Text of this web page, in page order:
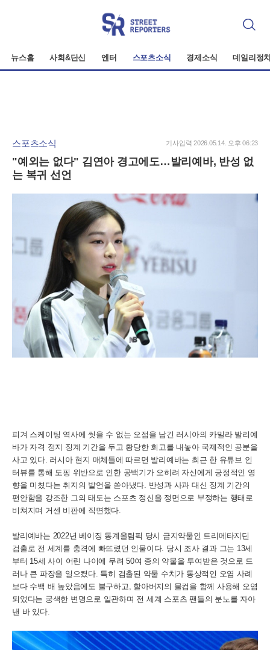
검
뉴스홈 사회&단신 엔터 스포츠소식 경제소식 데일리정
스포츠소식
"예외는 없다" 김연아 경고에도…발리예바, 반성 없
는 복귀 선언
기사입력 2026.05.14. 오후 06:23
피겨 스케이팅 역사에 씻을 수 없는 오점을 남긴 러시아의 카밀라 발리예
바가 자격 정지 징계 기간을 두고 황당한 회고를 내놓아 국제적인 공분을
사고 있다. 러시아 현지 매체들에 따르면 발리예바는 최근 한 유튜브 인
터뷰를 통해 도핑 위반으로 인한 공백기가 오히려 자신에게 긍정적인 영
향을 미쳤다는 취지의 발언을 쏟아냈다. 반성과 사과 대신 징계 기간의
편안함을 강조한 그의 태도는 스포츠 정신을 정면으로 부정하는 행태로
비쳐지며 거센 비판에 직면했다.
발리예바는 2022년 베이징 동계올림픽 당시 금지약물인 트리메타지딘
검출로 전 세계를 충격에 빠뜨렸던 인물이다. 당시 조사 결과 그는 13세
부터 15세 사이 어린 나이에 무려 50여 종의 약물을 투여받은 것으로 드
러나 큰 파장을 일으켰다. 특히 검출된 약물 수치가 통상적인 오염 사례
보다 수백 배 높았음에도 불구하고, 할아버지의 물컵을 함께 사용해 오염
되었다는 궁색한 변명으로 일관하며 전 세계 스포츠 팬들의 분노를 자아
낸 바 있다.